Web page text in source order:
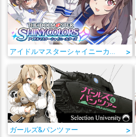
アイドルマスターシャイニーカラーズ >
ガールズ&パンツァー >